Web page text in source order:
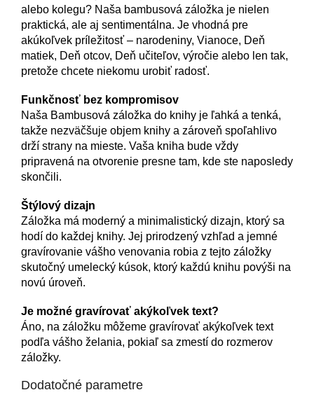
alebo kolegu? Naša bambusová záložka je nielen
praktická, ale aj sentimentálna. Je vhodná pre
akúkoľvek príležitosť – narodeniny, Vianoce, Deň
matiek, Deň otcov, Deň učiteľov, výročie alebo len tak,
pretože chcete niekomu urobiť radosť.
Funkčnosť bez kompromisov
Naša Bambusová záložka do knihy je ľahká a tenká,
takže nezväčšuje objem knihy a zároveň spoľahlivo
drží strany na mieste. Vaša kniha bude vždy
pripravená na otvorenie presne tam, kde ste naposledy
skončili.
Štýlový dizajn
Záložka má moderný a minimalistický dizajn, ktorý sa
hodí do každej knihy. Jej prirodzený vzhľad a jemné
gravírovanie vášho venovania robia z tejto záložky
skutočný umelecký kúsok, ktorý každú knihu povýši na
novú úroveň.
Je možné gravírovať akýkoľvek text?
Áno, na záložku môžeme gravírovať akýkoľvek text
podľa vášho želania, pokiaľ sa zmestí do rozmerov
záložky.
Dodatočné parametre